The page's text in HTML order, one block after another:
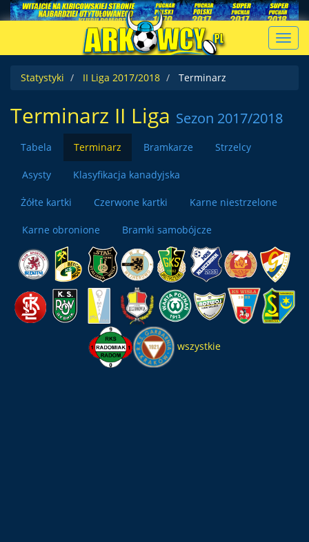
Statystyki
II Liga 2017/2018 Terminarz
Terminarz II Liga Sezon 2017/2018
Tabela Terminarz Bramkarze Strzelcy
Asysty Klasyfikacja kanadyjska
Żółte kartki Czerwone kartki Karne niestrzelone
Karne obronione Bramki samobójcze
wszystkie